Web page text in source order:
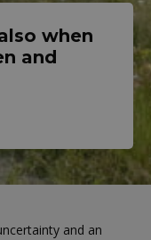
when
and
and an